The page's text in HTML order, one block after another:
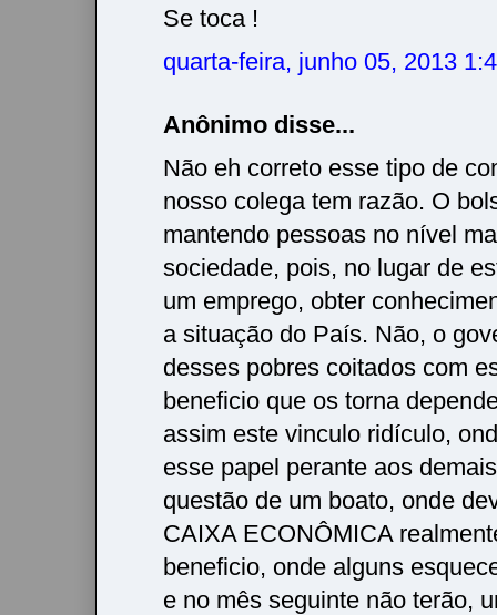
Se toca !
quarta-feira, junho 05, 2013
Anônimo disse...
Não eh correto esse tipo de
nosso colega tem razão. O
mantendo pessoas no nível
sociedade, pois, no lugar de
um emprego, obter
a situação do País. Não, o
desses pobres coitados com
beneficio que os torna
assim este vinculo ridículo,
esse papel perante aos
questão de um boato, onde
CAIXA ECONÔMICA
beneficio, onde alguns
e no mês seguinte não terão,